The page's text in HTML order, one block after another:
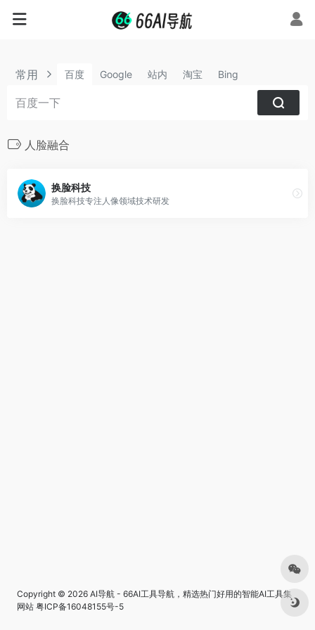
常用 百度 Google 站内 淘宝 Bing
人脸融合
换脸科技
换脸科技专注人像领域技术研发
Copyright © 2026 AI导航 - 66AI工具导航，精选热门好用的智能AI工具集
网站 粤ICP备16048155号-5